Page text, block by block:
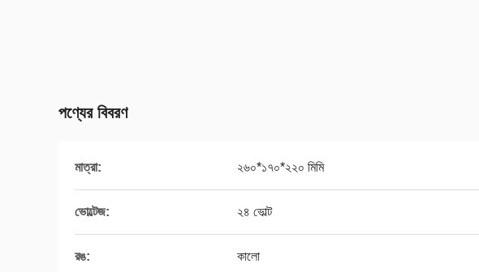
পণ্যের বিবরণ
মাত্রা: ২৬০*১৭০*২২০ মিমি
ভোল্টেজ: ২৪ ভোল্ট
রঙ: কালো